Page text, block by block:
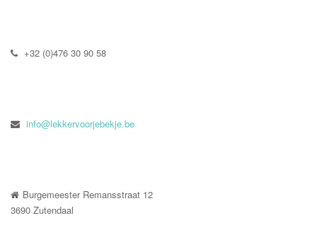
+32 (0)476 30 90 58
info@lekkervoorjebekje.be
Burgemeester Remansstraat 12
3690 Zutendaal